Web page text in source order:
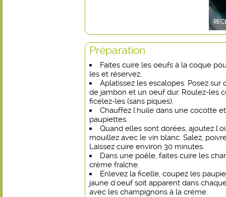
Préparation
Faites cuire les oeufs à la coque
les et réservez.
Aplatissez les escalopes. Posez
de jambon et un oeuf dur. Roulez-les
ficelez-les (sans piques).
Chauffez l'huile dans une cocotte
paupiettes.
Quand elles sont dorées, ajoutez
mouillez avec le vin blanc. Salez,
Laissez cuire environ 30 minutes.
Dans une poêle, faites cuire les
crème fraîche.
Enlevez la ficelle, coupez les
jaune d'oeuf soit apparent dans
avec les champignons à la crème.